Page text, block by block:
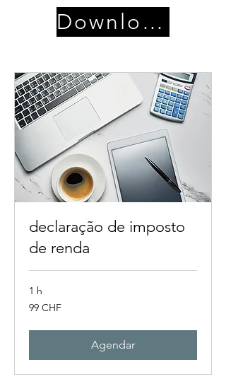
Download
declaração de imposto
de renda
1 h
99
francos
99 CHF
Agendar